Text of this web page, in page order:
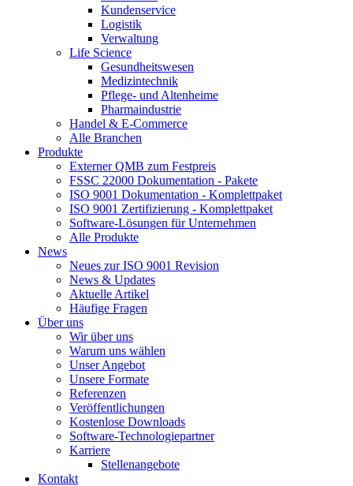
Kundenservice
Logistik
Verwaltung
Life Science
Gesundheitswesen
Medizintechnik
Pflege- und Altenheime
Pharmaindustrie
Handel & E-Commerce
Alle Branchen
Produkte
Externer QMB zum Festpreis
FSSC 22000 Dokumentation - Pakete
ISO 9001 Dokumentation - Komplettpaket
ISO 9001 Zertifizierung - Komplettpaket
Software-Lösungen für Unternehmen
Alle Produkte
News
Neues zur ISO 9001 Revision
News & Updates
Aktuelle Artikel
Häufige Fragen
Über uns
Wir über uns
Warum uns wählen
Unser Angebot
Unsere Formate
Referenzen
Veröffentlichungen
Kostenlose Downloads
Software-Technologiepartner
Karriere
Stellenangebote
Kontakt